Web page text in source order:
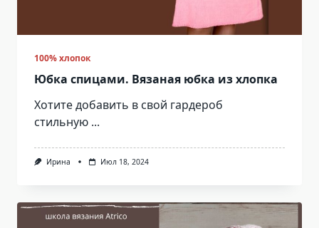
100% хлопок
Юбка спицами. Вязаная юбка из хлопка
Хотите добавить в свой гардероб
стильную ...
Ирина Июл 18, 2024